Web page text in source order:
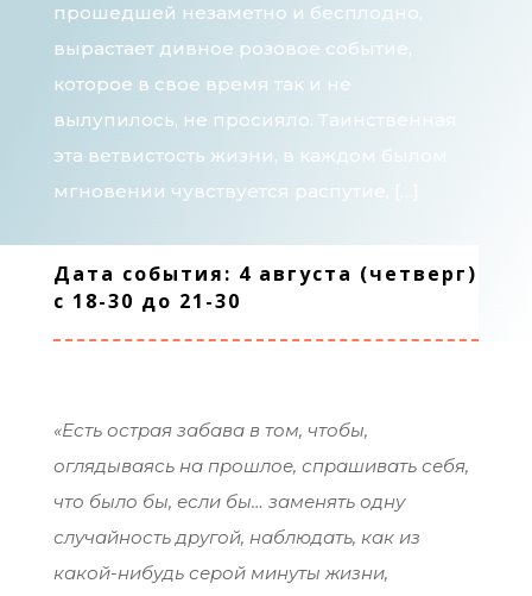
прошедшей незаметно и бесплодно,
вырастает дивное розовое событие,
которое в свое время так и не
вылупилось, не просияло. Таинственная
эта ветвистость жизни, в каждом былом
мгновении чувствуется распутие, […]
Дата события: 4 августа (четверг)
с 18-30 до 21-30
«Есть острая забава в том, чтобы,
оглядываясь на прошлое, спрашивать себя,
что было бы, если бы… заменять одну
случайность другой, наблюдать, как из
какой-нибудь серой минуты жизни,